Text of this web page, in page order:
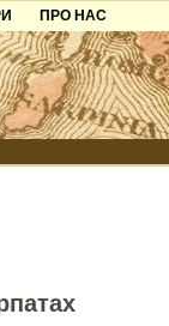
ПРО НАС
Контакти
Партнерам
Додати готель